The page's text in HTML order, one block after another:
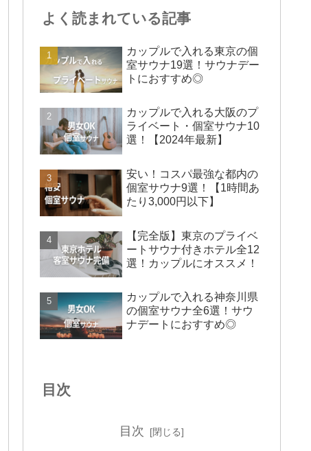
よく読まれている記事
カップルで入れる東京の個
室サウナ19選！サウナデー
トにおすすめ◎
カップルで入れる大阪のプ
ライベート・個室サウナ10
選！【2024年最新】
安い！コスパ最強な都内の
個室サウナ9選！【1時間あ
たり3,000円以下】
【完全版】東京のプライベ
ートサウナ付きホテル全12
選！カップルにオススメ！
カップルで入れる神奈川県
の個室サウナ全6選！サウ
ナデートにおすすめ◎
目次
目次